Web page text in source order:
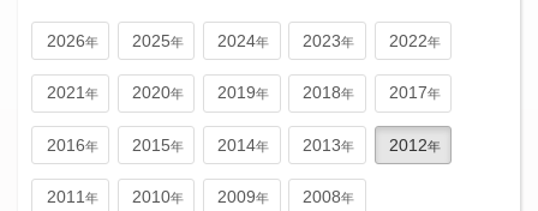
2026 2025 2024 2023 2022
2021 2020 2019 2018 2017
2016 2015 2014 2013 2012
2011 2010 2009 2008